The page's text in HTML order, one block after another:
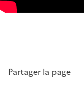
Partager la page